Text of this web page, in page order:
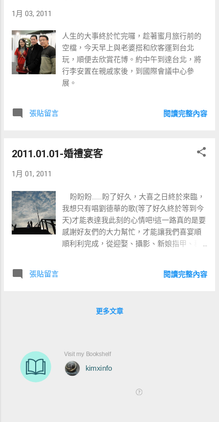
1月 03, 2011
人生的大事終於忙完囉，趁著蜜月旅行前的
空檔，今天早上與老婆搭和欣客運到台北
玩，順便去欣賞花博。約中午到達台北，將
行李安置在親戚家後，到國際會議中心參
展。
張貼留言 閱讀完整內容
2011.01.01-婚禮宴客
1月 01, 2011
盼盼盼.......盼了好久，大喜之日終於來臨，
我想只有唱劉德華的歌(等了好久終於等到今
天)才能表達我此刻的心情吧!這一路真的是要
感謝好友們的大力幫忙，才能讓我們喜宴順
順利利完成，從迎娶、攝影、新娘指甲、秘
上忙完迎娶及拜祖先相關事情後，下午阿湯
留下一些回憶^^
張貼留言 閱讀完整內容
更多文章